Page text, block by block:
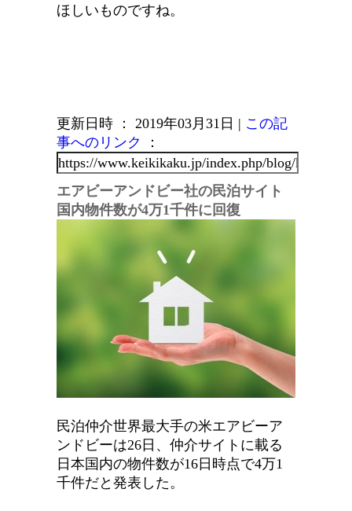
ほしいものですね。
更新日時 ： 2019年03月31日 | この記
事へのリンク
：
エアビーアンドビー社の民泊サイト
国内物件数が4万1千件に回復
民泊仲介世界最大手の米エアビーア
ンドビーは26日、仲介サイトに載る
日本国内の物件数が16日時点で4万1
千件だと発表した。